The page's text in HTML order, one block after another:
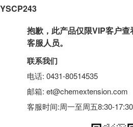
YSCP243
抱歉，此产品仅限VIP客户
客服人员。
联系我们
电话: 0431-80514535
邮箱: et@chemextension.com
客服时间:周一至周五8:30-17:30